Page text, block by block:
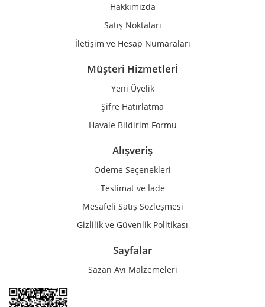
Gönder
Hakkımızda
Satış Noktaları
İletişim ve Hesap Numaraları
Müşteri Hizmetlerİ
Yeni Üyelik
Şifre Hatırlatma
Havale Bildirim Formu
Alışveriş
Ödeme Seçenekleri
Teslimat ve İade
Mesafeli Satış Sözleşmesi
Gizlilik ve Güvenlik Politikası
Sayfalar
Sazan Avı Malzemeleri